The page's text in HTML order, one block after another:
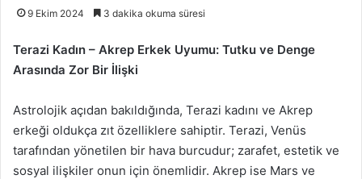
9 Ekim 2024 3 dakika okuma süresi
Terazi Kadın – Akrep Erkek Uyumu: Tutku ve Denge
Arasında Zor Bir İlişki
Astrolojik açıdan bakıldığında, Terazi kadını ve Akrep
erkeği oldukça zıt özelliklere sahiptir. Terazi, Venüs
tarafından yönetilen bir hava burcudur; zarafet, estetik ve
sosyal ilişkiler onun için önemlidir. Akrep ise Mars ve